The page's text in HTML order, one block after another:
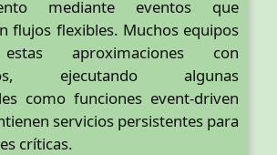
mediante eventos que
flujos flexibles. Muchos equipos
aproximaciones con
ejecutando algunas
como funciones event-driven
servicios persistentes para
críticas.